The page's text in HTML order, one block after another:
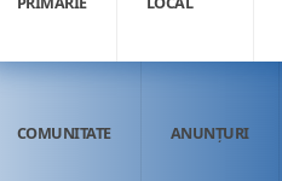
COMUNITATE ANUNȚURI